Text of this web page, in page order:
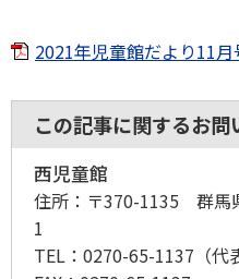
2021年児童館だより11
この記事に関するお問
西児童館
住所： 〒370-1135 群馬
1
TEL： 0270-65-1137 （代